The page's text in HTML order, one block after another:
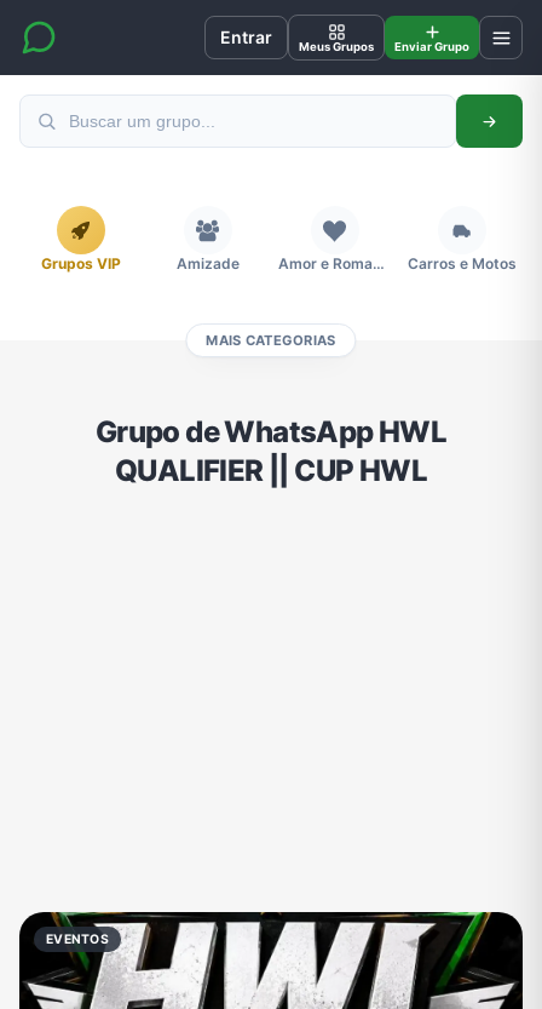
Entrar Meus Grupos Enviar Grupo
Grupos VIP Amizade Amor e Romance Carros e Motos
Divulgação Educação Emagrecimento e Perda de Peso
Notícias Outros Política Profissões
MAIS CATEGORIAS
Grupo de WhatsApp HWL
QUALIFIER || CUP HWL
EVENTOS